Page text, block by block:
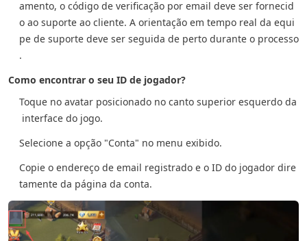
amento, o código de verificação por email deve ser fornecid
o ao suporte ao cliente. A orientação em tempo real da equi
pe de suporte deve ser seguida de perto durante o processo
.
Como encontrar o seu ID de jogador?
Toque no avatar posicionado no canto superior esquerdo da
interface do jogo.
Selecione a opção "Conta" no menu exibido.
Copie o endereço de email registrado e o ID do jogador dire
tamente da página da conta.